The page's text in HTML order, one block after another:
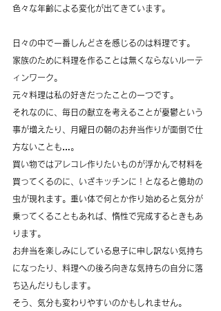
色々な年齢による変化が出てきています。
日々の中で一番しんどさを感じるのは料理です。
家族のために料理を作ることは無くならないルーテ
ィンワーク。
元々料理は私の好きだったことの一つです。
それなのに、毎日の献立を考えることが憂鬱という
事が増えたり、月曜日の朝のお弁当作りが面倒で仕
方ないことも…。
買い物ではアレコレ作りたいものが浮かんで材料を
買ってくるのに、いざキッチンに！となると億劫の
虫が現れます。重い体で何とか作り始めると気分が
乗ってくることもあれば、惰性で完成するときもあ
ります。
お弁当を楽しみにしている息子に申し訳ない気持ち
になったり、料理への後ろ向きな気持ちの自分に落
ち込んだりもします。
そう、気分も変わりやすいのかもしれません。